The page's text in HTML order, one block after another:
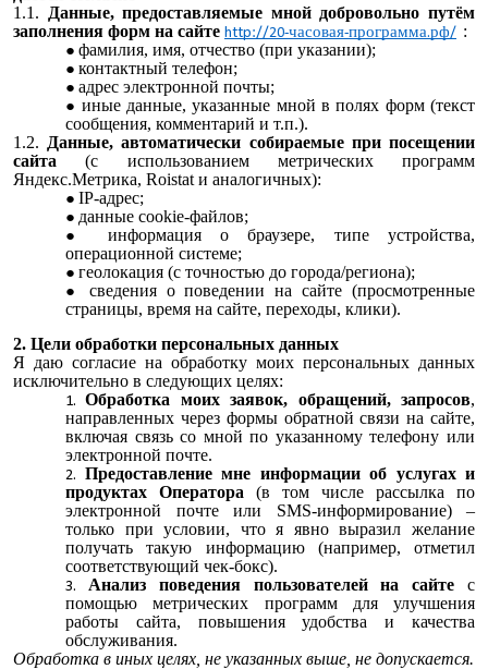
1.1.
Данные, предоставляемые мной добровольно путём
заполнения форм на сайте http://20-часовая-программа.рф/ :
фамилия, имя, отчество (при указании);
контактный телефон;
адрес электронной почты;
иные данные, указанные мной в полях форм (текст
сообщения, комментарий и т.п.).
1.2. Данные, автоматически собираемые при посещении
сайта (с использованием метрических программ
Яндекс.Метрика, Roistat и аналогичных):
IP-адрес;
данные cookie-файлов;
информация о браузере, типе устройства,
операционной системе;
геолокация (с точностью до города/региона);
сведения о поведении на сайте (просмотренные
страницы, время на сайте, переходы, клики).
2. Цели обработки персональных данных
Я даю согласие на обработку моих персональных данных
исключительно в следующих целях:
Обработка моих заявок, обращений, запросов,
направленных через формы обратной связи на сайте,
включая связь со мной по указанному телефону или
электронной почте.
Предоставление мне информации об услугах и
продуктах Оператора (в том числе рассылка по
электронной почте или SMS-информирование) –
только при условии, что я явно выразил желание
получать такую информацию (например, отметил
соответствующий чек-бокс).
Анализ поведения пользователей на сайте с
помощью метрических программ для улучшения
работы сайта, повышения удобства и качества
обслуживания.
Обработка в иных целях, не указанных выше, не допускается.